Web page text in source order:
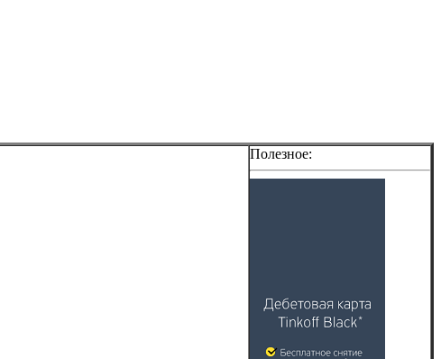
Полезное: